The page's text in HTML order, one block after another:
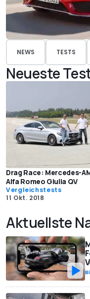
NEWS TESTS
Neueste
Drag Race: Mercedes-
Alfa Romeo Giulia QV
Vergleichstests
11 Okt. 2018
Aktuellste